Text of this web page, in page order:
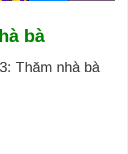
bà
Thăm nhà bà